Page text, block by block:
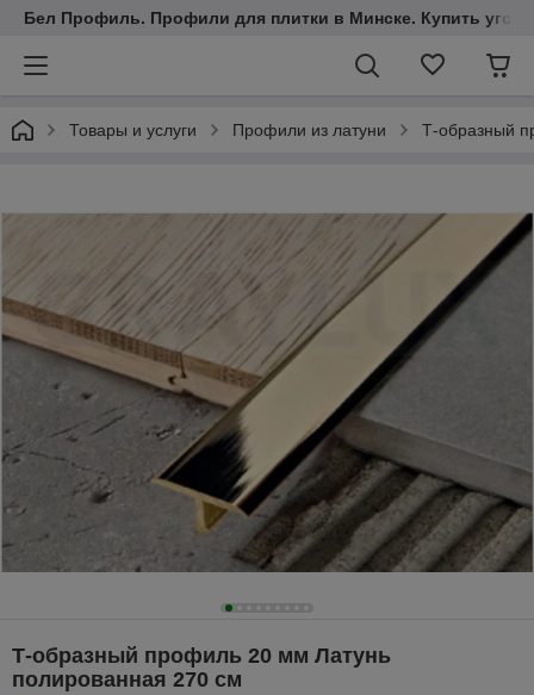
Бел Профиль. Профили для плитки в Минске. Купить
Товары и услуги Профили из латуни Т-образный
Т-образный профиль 20 мм Латунь
полированная 270 см